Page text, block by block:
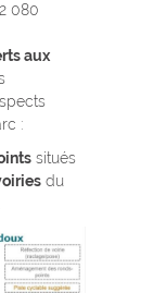
080
aux
:
situés
du